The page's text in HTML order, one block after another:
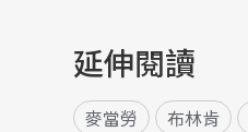
延伸閱讀
麥當勞 布林肯